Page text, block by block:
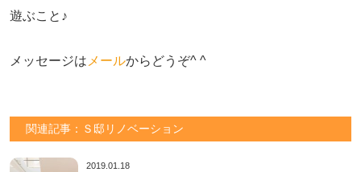
遊ぶこと♪
メッセージは メールからどうぞ^ ^
関連記事：Ｓ邸リノベーション
2019.01.18